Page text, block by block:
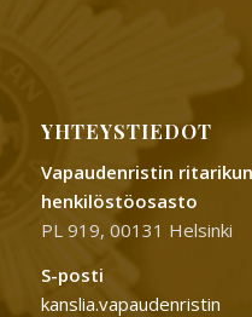
YHTEYSTIEDOT
Vapaudenristin
henkilöstöosasto
PL 919, 00131 Helsinki
S-posti
kanslia.vapaudenristin